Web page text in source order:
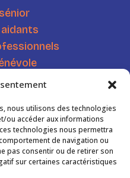
nous utilisons des technologies
ou accéder aux informations
technologies nous permettra
de navigation ou
pas consentir ou de retirer son
sur certaines caractéristiques
ressource